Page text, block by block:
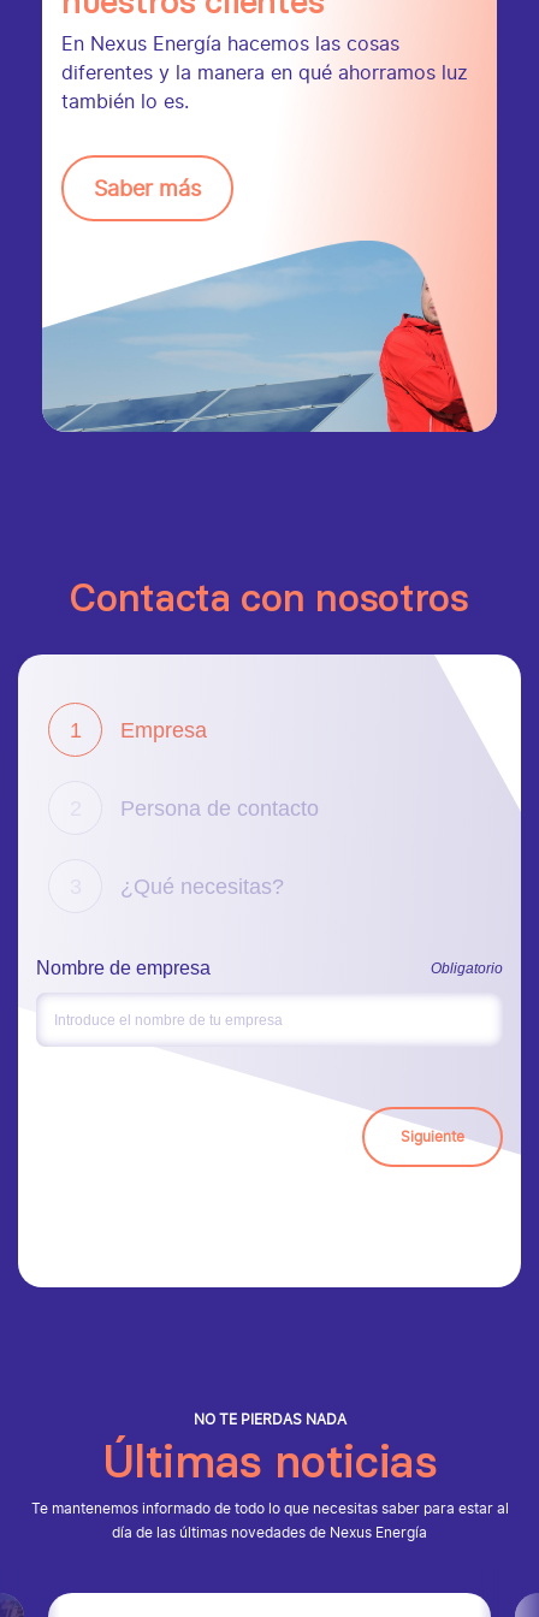
En Nexus Energía hacemos las cosas
diferentes y la manera en qué ahorramos luz
también lo es.
Saber más
Contacta con nosotros
1 Empresa
Persona de contacto
¿Qué necesitas?
Nombre de empresa Obligatorio
Siguiente
NO TE PIERDAS NADA
Últimas noticias
Te mantenemos informado de todo lo que necesitas saber para estar al
día de las últimas novedades de Nexus Energía